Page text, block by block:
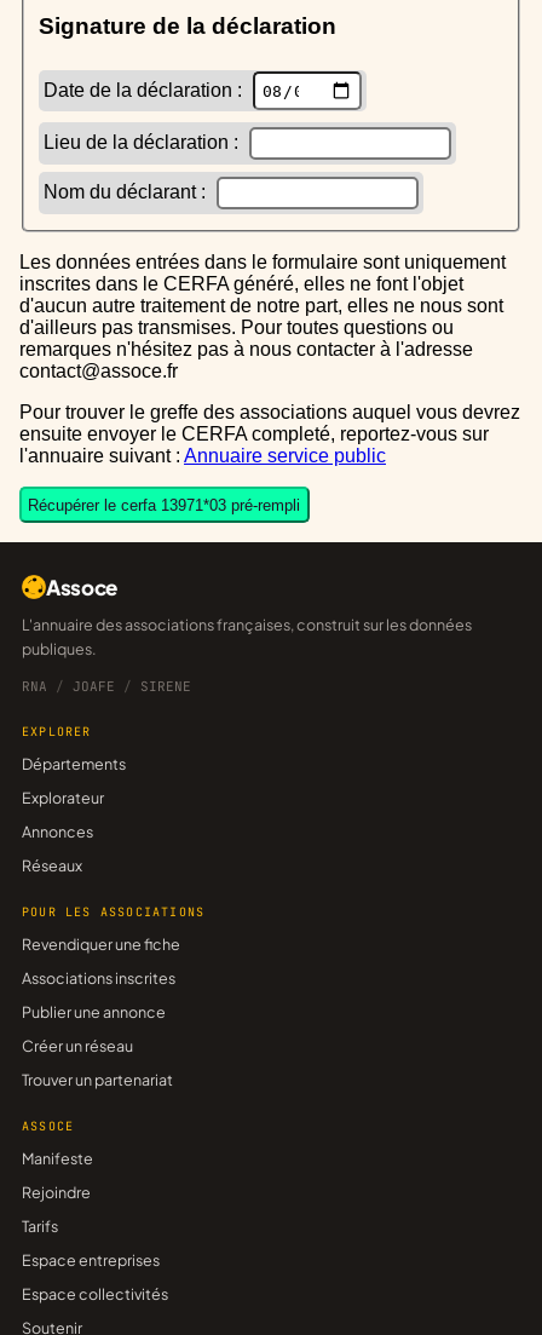
Signature de la déclaration
Date de la déclaration :
Lieu de la déclaration :
Nom du déclarant :
Les données entrées dans le formulaire sont uniquement
inscrites dans le CERFA généré, elles ne font l'objet
d'aucun autre traitement de notre part, elles ne nous sont
d'ailleurs pas transmises. Pour toutes questions ou
remarques n'hésitez pas à nous contacter à l'adresse
contact@assoce.fr
Pour trouver le greffe des associations auquel vous devrez
ensuite envoyer le CERFA completé, reportez-vous sur
l'annuaire suivant : Annuaire service public
Récupérer le cerfa 13971*03 pré-rempli
Assoce
L'annuaire des associations françaises, construit sur les données
publiques.
RNA / JOAFE / SIRENE
EXPLORER
Départements
Explorateur
Annonces
Réseaux
POUR LES ASSOCIATIONS
Revendiquer une fiche
Associations inscrites
Publier une annonce
Créer un réseau
Trouver un partenariat
ASSOCE
Manifeste
Rejoindre
Tarifs
Espace entreprises
Espace collectivités
Soutenir